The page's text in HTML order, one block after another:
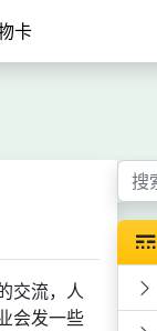
卡
交流，人
会发一些